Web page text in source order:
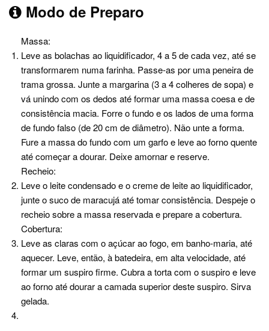
Modo de Preparo
Massa:
Leve as bolachas ao liquidificador, 4 a 5 de cada vez, até se
transformarem numa farinha. Passe-as por uma peneira de
trama grossa. Junte a margarina (3 a 4 colheres de sopa) e
vá unindo com os dedos até formar uma massa coesa e de
consistência macia. Forre o fundo e os lados de uma forma
de fundo falso (de 20 cm de diâmetro). Não unte a forma.
Fure a massa do fundo com um garfo e leve ao forno quente
até começar a dourar. Deixe amornar e reserve.
Recheio:
Leve o leite condensado e o creme de leite ao liquidificador,
junte o suco de maracujá até tomar consistência. Despeje o
recheio sobre a massa reservada e prepare a cobertura.
Cobertura:
Leve as claras com o açúcar ao fogo, em banho-maria, até
aquecer. Leve, então, à batedeira, em alta velocidade, até
formar um suspiro firme. Cubra a torta com o suspiro e leve
ao forno até dourar a camada superior deste suspiro. Sirva
gelada.